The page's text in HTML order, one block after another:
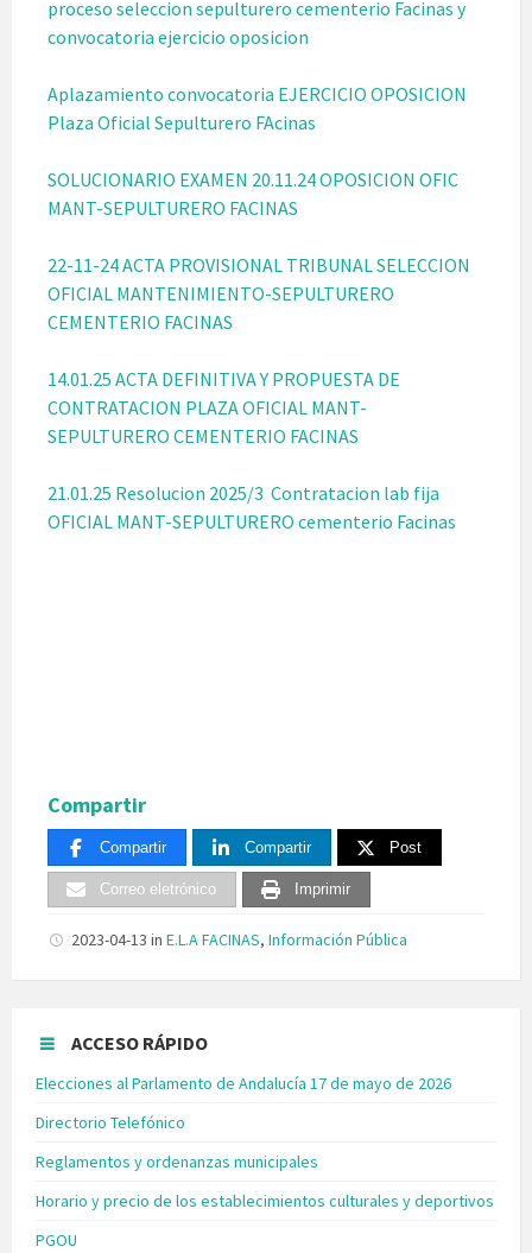
proceso seleccion sepulturero cementerio Facinas y
convocatoria ejercicio oposicion
Aplazamiento convocatoria EJERCICIO OPOSICION
Plaza Oficial Sepulturero FAcinas
SOLUCIONARIO EXAMEN 20.11.24 OPOSICION OFIC
MANT-SEPULTURERO FACINAS
22-11-24 ACTA PROVISIONAL TRIBUNAL SELECCION
OFICIAL MANTENIMIENTO-SEPULTURERO
CEMENTERIO FACINAS
14.01.25 ACTA DEFINITIVA Y PROPUESTA DE
CONTRATACION PLAZA OFICIAL MANT-
SEPULTURERO CEMENTERIO FACINAS
21.01.25 Resolucion 2025/3 Contratacion lab fija
OFICIAL MANT-SEPULTURERO cementerio Facinas
Compartir
Compartir Compartir Post
Correo eletrónico Imprimir
2023-04-13 in E.L.A FACINAS, Información Pública
ACCESO RÁPIDO
Elecciones al Parlamento de Andalucía 17 de mayo de 2026
Directorio Telefónico
Reglamentos y ordenanzas municipales
Horario y precio de los establecimientos culturales y deportivos
PGOU